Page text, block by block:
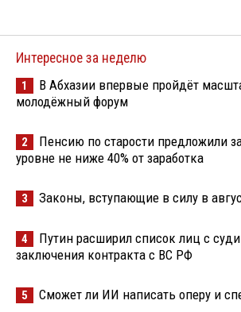
Интересное за неделю
1
В Абхазии впервые пройдёт
молодёжный форум
2
Пенсию по старости предложили
уровне не ниже 40% от заработка
3 Законы, вступающие в силу в
4
Путин расширил список лиц с
заключения контракта с ВС РФ
5 Сможет ли ИИ написать оперу и